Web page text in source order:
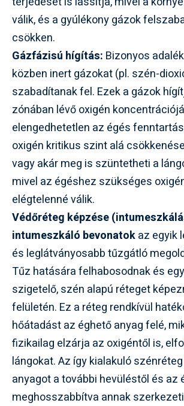
válik, és a gyúlékony gázok
csökken.
Gázfázisú hígítás: Bizonyos
közben inert gázokat (pl. szén-
szabadítanak fel. Ezek a gázok
zónában lévő oxigén
elengedhetetlen az égés
oxigén kritikus szint alá
vagy akár meg is szüntetheti a
mivel az égéshez szükséges
elégtelenné válik.
Védőréteg képzése
intumeszkáló bevonatokaz egyik
és leglátványosabb tűzgátló
Tűz hatására felhabosodnak és
szigetelő, szén alapú réteget
felületén. Ez a réteg rendkívül
hőátadást az éghető anyag felé,
fizikailag elzárja az oxigéntől is,
lángokat. Az így kialakuló
anyagot a további hevüléstől és az
meghosszabbítva annak